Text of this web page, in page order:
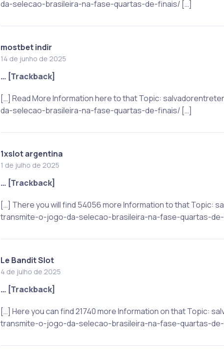
da-selecao-brasileira-na-fase-quartas-de-finais/ […]
mostbet indir
14 de junho de 2025
… [Trackback]
[…] Read More Information here to that Topic:
da-selecao-brasileira-na-fase-quartas-de-finais/ […]
1xslot argentina
1 de julho de 2025
… [Trackback]
[…] There you will find 54056 more Information to that
transmite-o-jogo-da-selecao-brasileira-na-fase-quartas-
Le Bandit Slot
4 de julho de 2025
… [Trackback]
[…] Here you can find 21740 more Information on that Topic:
transmite-o-jogo-da-selecao-brasileira-na-fase-quartas-